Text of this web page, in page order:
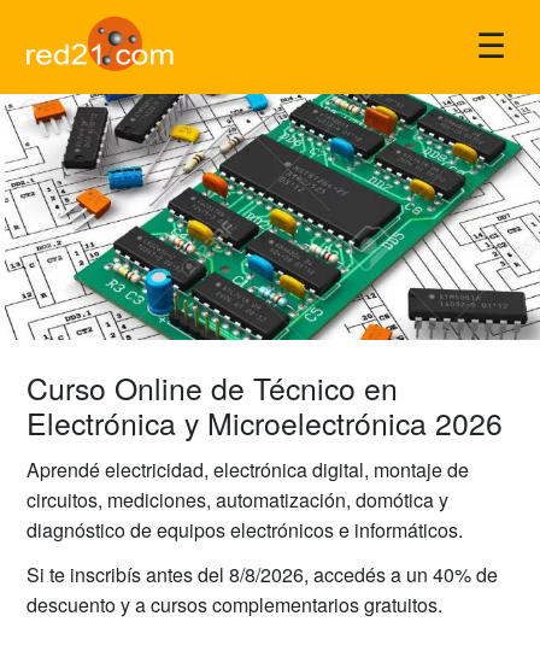
☰
Curso Online de Técnico en
Electrónica y Microelectrónica 2026
Aprendé electricidad, electrónica digital, montaje de
circuitos, mediciones, automatización, domótica y
diagnóstico de equipos electrónicos e informáticos.
Si te inscribís antes del 8/8/2026, accedés a un 40% de
descuento y a cursos complementarios gratuitos.